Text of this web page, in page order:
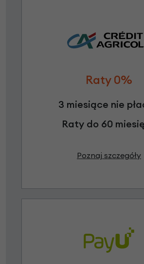
Raty 0%
3 miesiące nie
Raty do 60
Poznaj szczegóły